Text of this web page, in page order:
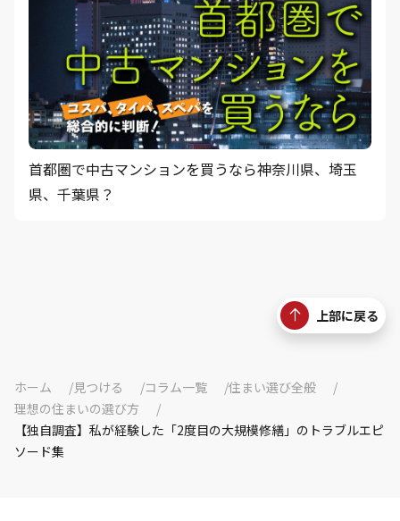
首都圏で中古マンションを買うなら神奈川県、埼玉
県、千葉県？
上部に戻る
ホーム 見つける コラム一覧
住まい選び全般
理想の住まいの選び方
【独自調査】私が経験した「2度目の大規模修繕」のトラブルエピ
ソード集